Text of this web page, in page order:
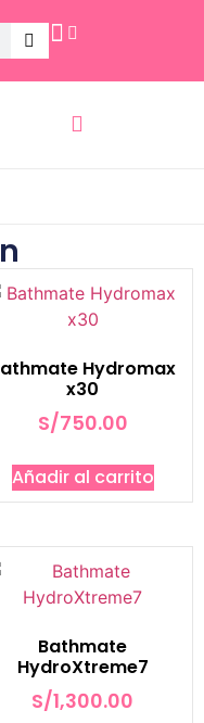
Hydromax
x30
S/750.00
Añadir al carrito
Bathmate
HydroXtreme7
S/1,300.00